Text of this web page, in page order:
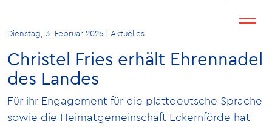
Dienstag, 3. Februar 2026 | Aktuelles
Christel Fries erhält Ehrennadel
des Landes
Für ihr Engagement für die plattdeutsche Sprache
sowie die Heimatgemeinschaft Eckernförde hat